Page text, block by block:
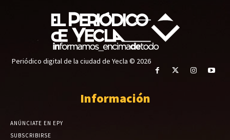
Periódico digital de la ciudad de Yecla © 2026
Información
ANÚNCIATE EN EPY
SUBSCRIBIRSE